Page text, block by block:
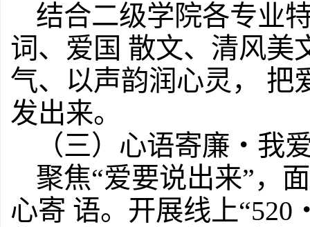
结合二级学院各专业
词、爱国 散文、清风美
气、以声韵润心灵， 把
发出来。
（三）心语寄廉・我
聚焦“爱要说出来”，
心寄 语。开展线上“520